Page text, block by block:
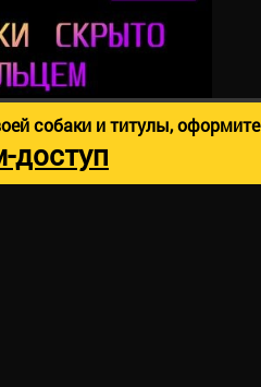
собаки и титулы, оформите
доступ